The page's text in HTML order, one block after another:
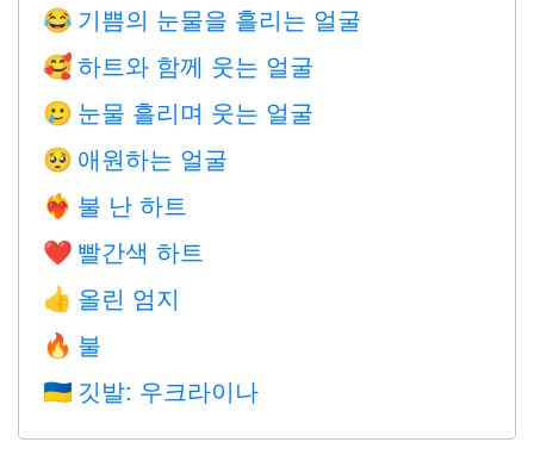
😂 기쁨의 눈물을 흘리는 얼굴
🥰 하트와 함께 웃는 얼굴
🥲 눈물 흘리며 웃는 얼굴
🥺 애원하는 얼굴
❤️‍🔥 불 난 하트
❤️ 빨간색 하트
👍 올린 엄지
🔥 불
🇺🇦 깃발: 우크라이나